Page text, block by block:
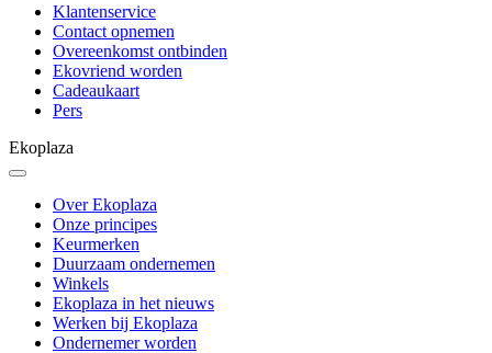
Klantenservice
Contact opnemen
Overeenkomst ontbinden
Ekovriend worden
Cadeaukaart
Pers
Ekoplaza
Over Ekoplaza
Onze principes
Keurmerken
Duurzaam ondernemen
Winkels
Ekoplaza in het nieuws
Werken bij Ekoplaza
Ondernemer worden